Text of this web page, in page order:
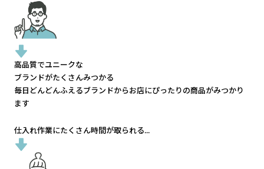
高品質でユニークな
ブランドがたくさんみつかる
毎日どんどんふえるブランドからお店にぴったりの商品がみつかり
ます
仕入れ作業にたくさん時間が取られる...